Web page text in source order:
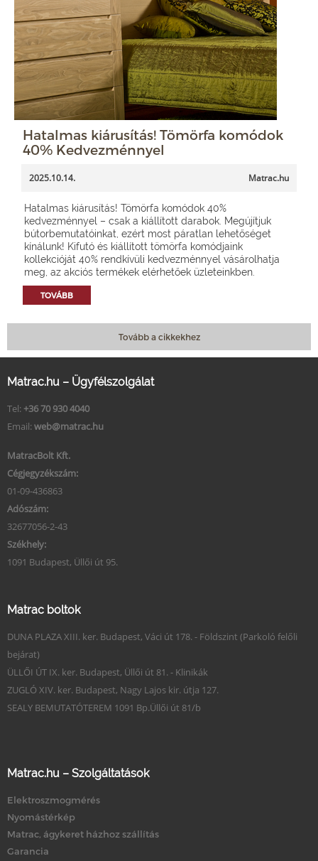
Hatalmas kiárusítás! Tömörfa komódok
40% Kedvezménnyel
2025.10.14. Matrac.hu
Hatalmas kiárusítás! Tömörfa komódok 40%
kedvezménnyel – csak a kiállított darabok. Megújítjuk
bútorbemutatóinkat, ezért most páratlan lehetőséget
kínálunk! Kifutó és kiállított tömörfa komódjaink
kollekcióját 40% rendkívüli kedvezménnyel vásárolhatja
meg, az akciós termékek elérhetőek üzleteinkben.
TOVÁBB
Tovább a cikkekhez
Matrac.hu – Ügyfélszolgálat
Tel: +36 70 930 4040
Email: web@matrac.hu
MatracBolt Kft.
Cégjegyzékszám:
01-09-436863
Adószám:
32677056-2-43
Székhely:
1091 Budapest, Üllői út 95.
Matrac boltok
DUNA PLAZA XIII. ker. Budapest, Váci út 178. - Földszint (Parkoló felőli
bejárat)
ÜLLŐI ÚT IX. ker. Budapest, Üllői út 81. - Klinikák
ZUGLÓ XIV. ker. Budapest, Nagy Lajos kir. útja 127.
SEALY BEMUTATÓTEREM 1091 Bp.Üllői út 81/b
Matrac.hu – Szolgáltatások
Elektroszmogmérés
Nyomástérkép
Matrac, ágykeret házhoz szállítás
Garancia